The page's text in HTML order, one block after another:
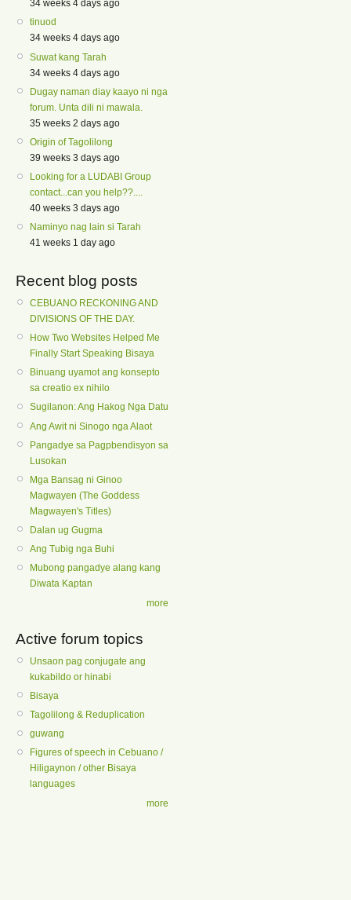
34 weeks 4 days ago
tinuod
34 weeks 4 days ago
Suwat kang Tarah
34 weeks 4 days ago
Dugay naman diay kaayo ni nga
forum. Unta dili ni mawala.
35 weeks 2 days ago
Origin of Tagolilong
39 weeks 3 days ago
Looking for a LUDABI Group
contact...can you help??....
40 weeks 3 days ago
Naminyo nag lain si Tarah
41 weeks 1 day ago
Recent blog posts
CEBUANO RECKONING AND
DIVISIONS OF THE DAY.
How Two Websites Helped Me
Finally Start Speaking Bisaya
Binuang uyamot ang konsepto
sa creatio ex nihilo
Sugilanon: Ang Hakog Nga Datu
Ang Awit ni Sinogo nga Alaot
Pangadye sa Pagpbendisyon sa
Lusokan
Mga Bansag ni Ginoo
Magwayen (The Goddess
Magwayen's Titles)
Dalan ug Gugma
Ang Tubig nga Buhi
Mubong pangadye alang kang
Diwata Kaptan
more
Active forum topics
Unsaon pag conjugate ang
kukabildo or hinabi
Bisaya
Tagolilong & Reduplication
guwang
Figures of speech in Cebuano /
Hiligaynon / other Bisaya
languages
more